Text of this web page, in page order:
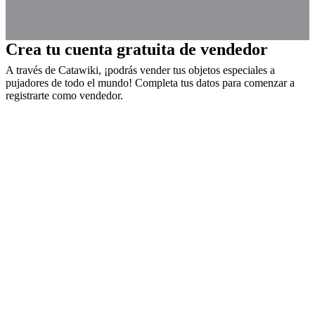
Crea tu cuenta gratuita de vendedor
A través de Catawiki, ¡podrás vender tus objetos especiales a
pujadores de todo el mundo! Completa tus datos para comenzar a
registrarte como vendedor.